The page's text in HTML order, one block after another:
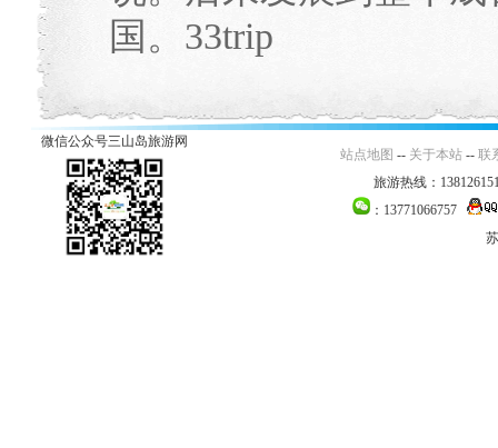
国。33trip
微信公众号三山岛旅游网
站点地图 -- 关于本站 -- 联
旅游热线：
：13771066757